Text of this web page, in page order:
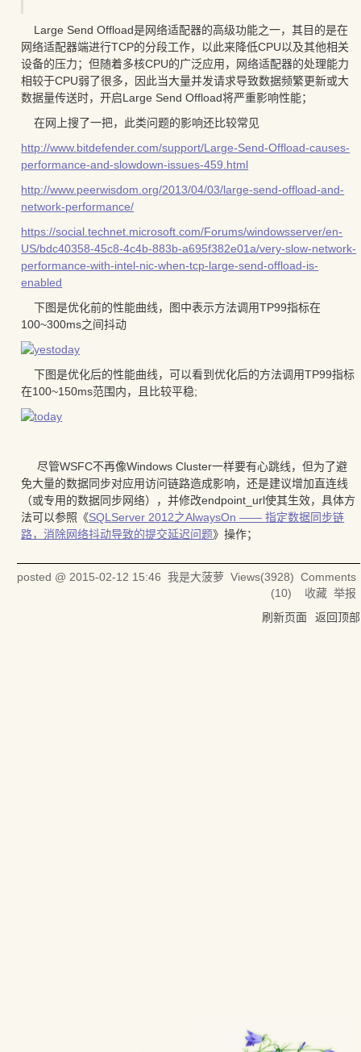
Large Send Offload是网络适配器的高级功能之一，其目的是在
网络适配器端进行TCP的分段工作，以此来降低CPU以及其他相关
设备的压力；但随着多核CPU的广泛应用，网络适配器的处理能力
相较于CPU弱了很多，因此当大量并发请求导致数据频繁更新或大
数据量传送时，开启Large Send Offload将严重影响性能；
在网上搜了一把，此类问题的影响还比较常见
http://www.bitdefender.com/support/Large-Send-Offload-causes-
performance-and-slowdown-issues-459.html
http://www.peerwisdom.org/2013/04/03/large-send-offload-and-
network-performance/
https://social.technet.microsoft.com/Forums/windowsserver/en-
US/bdc40358-45c8-4c4b-883b-a695f382e01a/very-slow-network-
performance-with-intel-nic-when-tcp-large-send-offload-is-
enabled
下图是优化前的性能曲线，图中表示方法调用TP99指标在
100~300ms之间抖动
下图是优化后的性能曲线，可以看到优化后的方法调用TP99指标
在100~150ms范围内，且比较平稳;
尽管WSFC不再像Windows Cluster一样要有心跳线，但为了避
免大量的数据同步对应用访问链路造成影响，还是建议增加直连线
（或专用的数据同步网络），并修改endpoint_url使其生效，具体方
法可以参照《SQLServer 2012之AlwaysOn —— 指定数据同步链
路，消除网络抖动导致的提交延迟问题》操作；
posted @ 2015-02-12 15:46 我是大菠萝Views(3928) Comments
(10) 收藏 举报
刷新页面
返回顶部